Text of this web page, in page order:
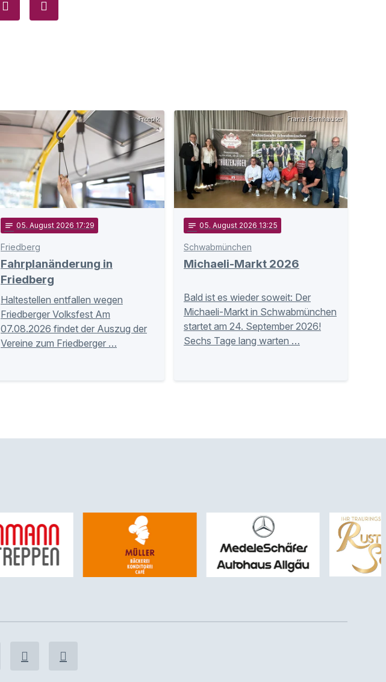
Freepik
notes 05. August 2026 17:29
Friedberg
Fahrplanänderung in
Friedberg
Haltestellen entfallen wegen
Friedberger Volksfest Am
07.08.2026 findet der Auszug der
Vereine zum Friedberger …
Franzi Bernhauser
notes 05. August 2026 13:25
Schwabmünchen
Michaeli-Markt 2026
Bald ist es wieder soweit: Der
Michaeli-Markt in Schwabmünchen
startet am 24. September 2026!
Sechs Tage lang warten …